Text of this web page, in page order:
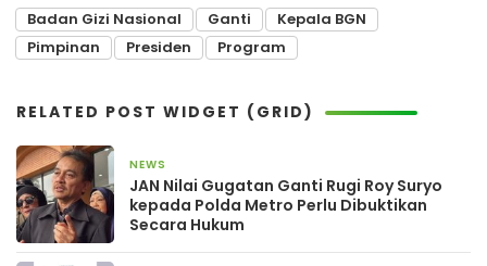
Badan Gizi Nasional Ganti
Kepala BGN
Pimpinan
Presiden Program
RELATED POST WIDGET (GRID)
NEWS
JAN Nilai Gugatan Ganti Rugi Roy Suryo
kepada Polda Metro Perlu Dibuktikan
Secara Hukum